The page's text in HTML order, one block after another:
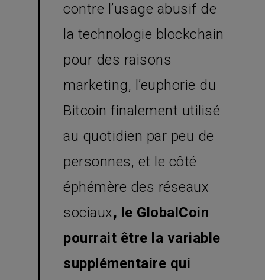
contre l’usage abusif de
la technologie blockchain
pour des raisons
marketing, l’euphorie du
Bitcoin finalement utilisé
au quotidien par peu de
personnes, et le côté
éphémère des réseaux
sociaux, le GlobalCoin
pourrait être la variable
supplémentaire qui